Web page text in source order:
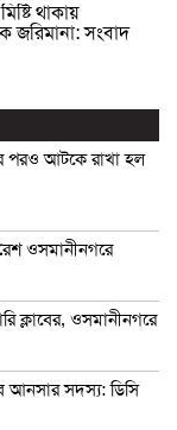
থাকায়
জরিমানা: সংবাদ
পরও আটকে রাখা হল
ওসমানীনগরে
ক্লাবের, ওসমানীনগরে
আনসার সদস্য: ডিসি